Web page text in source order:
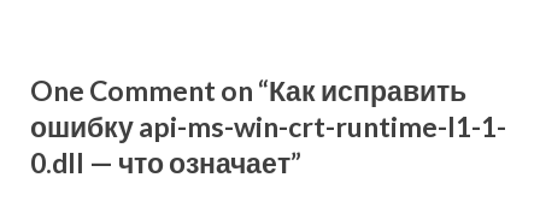
One Comment on “Как исправить
ошибку api-ms-win-crt-runtime-l1-1-
0.dll — что означает”